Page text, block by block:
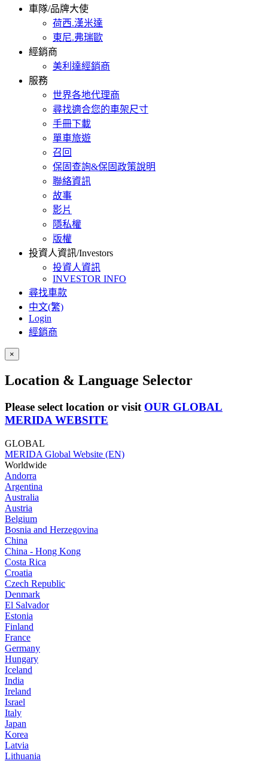
車隊/品牌大使
荷西.漢米達
東尼.弗瑞歐
經銷商
美利達經銷商
服務
世界各地代理商
尋找適合您的車架尺寸
手冊下載
單車旅遊
召回
保固查詢&保固政策說明
聯絡資訊
故事
影片
隱私權
版權
投資人資訊/Investors
投資人資訊
INVESTOR INFO
尋找車款
中文(繁)
Login
經銷商
×
Location & Language Selector
Please select location or visit OUR GLOBAL
MERIDA WEBSITE
GLOBAL
MERIDA Global Website (EN)
Worldwide
Andorra
Argentina
Australia
Austria
Belgium
Bosnia and Herzegovina
China
China - Hong Kong
Costa Rica
Croatia
Czech Republic
Denmark
El Salvador
Estonia
Finland
France
Germany
Hungary
Iceland
India
Ireland
Israel
Italy
Japan
Korea
Latvia
Lithuania